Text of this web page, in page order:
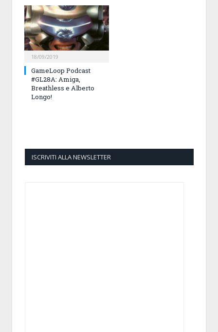
18/09/2019
GameLoop Podcast
#GL28A: Amiga,
Breathless e Alberto
Longo!
ISCRIVITI ALLA NEWSLETTER